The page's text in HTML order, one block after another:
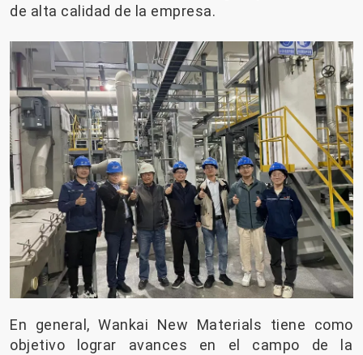
de alta calidad de la empresa.
En general, Wankai New Materials tiene como
objetivo lograr avances en el campo de la